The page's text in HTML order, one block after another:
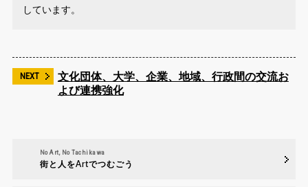
しています。
文化団体、大学、企業、地域、行政間の交流お
よび連携強化
No Art, No Tachikawa
街と人をArtでつむごう